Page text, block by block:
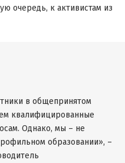
очередь, к активистам из
в общепринятом
квалифицированные
Однако, мы – не
образовании», –